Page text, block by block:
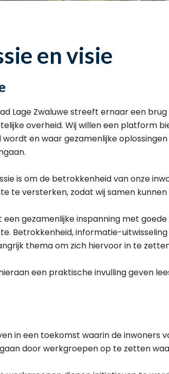
en visie
Lage Zwaluwe streeft ernaar een
overheid. Wij willen een platform
en waar gezamenlijke
is om de betrokkenheid van onze
te versterken, zodat wij samen
een gezamenlijke inspanning met
Betrokkenheid, informatie-
thema om zich hiervoor in te
een praktische invulling geven
in een toekomst waarin de inwoners
door werkgroepen op te zetten